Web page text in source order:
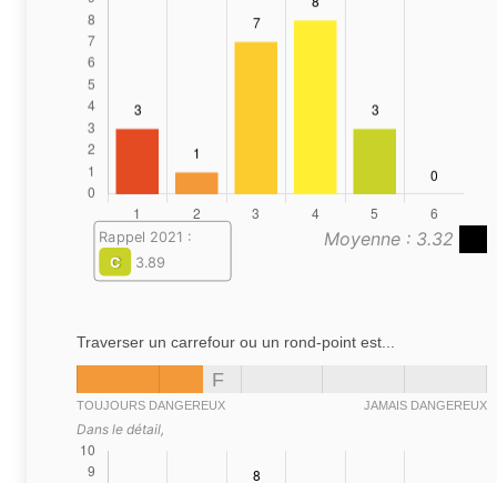
Moyenne : 3.32
Rappel 2021 :
C
3.89
Traverser un carrefour ou un rond-point est...
F
TOUJOURS DANGEREUX JAMAIS DANGEREUX
Dans le détail,